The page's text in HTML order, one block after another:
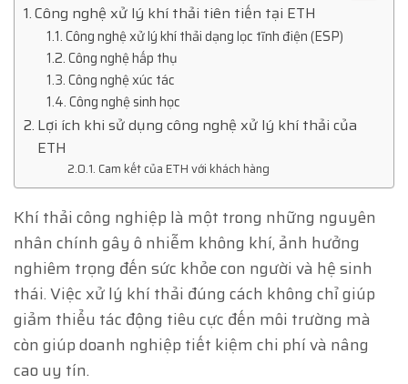
Công nghệ xử lý khí thải tiên tiến tại ETH
Công nghệ xử lý khí thải dạng lọc tĩnh điện (ESP)
Công nghệ hấp thụ
Công nghệ xúc tác
Công nghệ sinh học
Lợi ích khi sử dụng công nghệ xử lý khí thải của
ETH
Cam kết của ETH với khách hàng
Khí thải công nghiệp là một trong những nguyên
nhân chính gây ô nhiễm không khí, ảnh hưởng
nghiêm trọng đến sức khỏe con người và hệ sinh
thái. Việc xử lý khí thải đúng cách không chỉ giúp
giảm thiểu tác động tiêu cực đến môi trường mà
còn giúp doanh nghiệp tiết kiệm chi phí và nâng
cao uy tín.